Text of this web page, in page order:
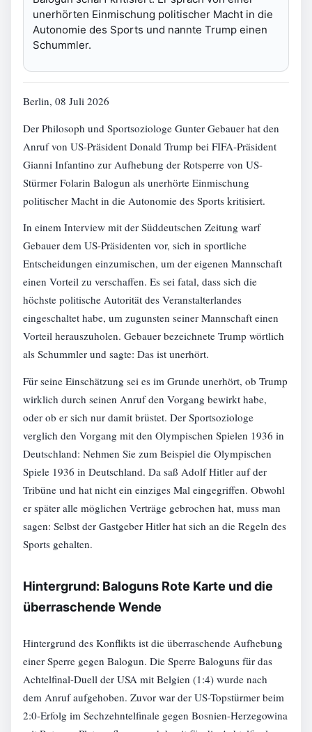
unerhörten Einmischung politischer Macht in die
Autonomie des Sports und nannte Trump einen
Schummler.
Berlin, 08 Juli 2026
Der Philosoph und Sportsoziologe Gunter Gebauer hat den
Anruf von US-Präsident Donald Trump bei FIFA-Präsident
Gianni Infantino zur Aufhebung der Rotsperre von US-
Stürmer Folarin Balogun als unerhörte Einmischung
politischer Macht in die Autonomie des Sports kritisiert.
In einem Interview mit der Süddeutschen Zeitung warf
Gebauer dem US-Präsidenten vor, sich in sportliche
Entscheidungen einzumischen, um der eigenen Mannschaft
einen Vorteil zu verschaffen. Es sei fatal, dass sich die
höchste politische Autorität des Veranstalterlandes
eingeschaltet habe, um zugunsten seiner Mannschaft einen
Vorteil herauszuholen. Gebauer bezeichnete Trump wörtlich
als Schummler und sagte: Das ist unerhört.
Für seine Einschätzung sei es im Grunde unerhört, ob Trump
wirklich durch seinen Anruf den Vorgang bewirkt habe,
oder ob er sich nur damit brüstet. Der Sportsoziologe
verglich den Vorgang mit den Olympischen Spielen 1936 in
Deutschland: Nehmen Sie zum Beispiel die Olympischen
Spiele 1936 in Deutschland. Da saß Adolf Hitler auf der
Tribüne und hat nicht ein einziges Mal eingegriffen. Obwohl
er später alle möglichen Verträge gebrochen hat, muss man
sagen: Selbst der Gastgeber Hitler hat sich an die Regeln des
Sports gehalten.
Hintergrund: Baloguns Rote Karte und die
überraschende Wende
Hintergrund des Konflikts ist die überraschende Aufhebung
einer Sperre gegen Balogun. Die Sperre Baloguns für das
Achtelfinal-Duell der USA mit Belgien (1:4) wurde nach
dem Anruf aufgehoben. Zuvor war der US-Topstürmer beim
2:0-Erfolg im Sechzehntelfinale gegen Bosnien-Herzegowina